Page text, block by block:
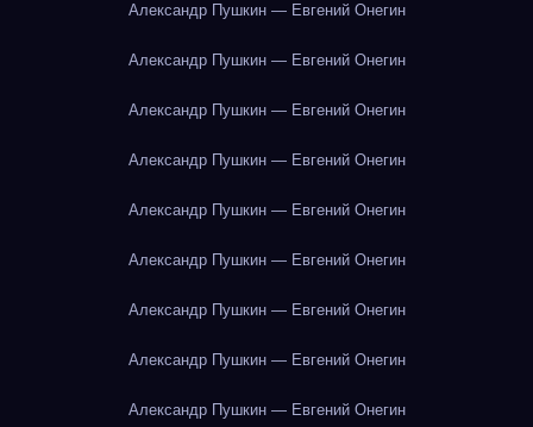
Александр Пушкин — Евгений Онегин
Александр Пушкин — Евгений Онегин
Александр Пушкин — Евгений Онегин
Александр Пушкин — Евгений Онегин
Александр Пушкин — Евгений Онегин
Александр Пушкин — Евгений Онегин
Александр Пушкин — Евгений Онегин
Александр Пушкин — Евгений Онегин
Александр Пушкин — Евгений Онегин